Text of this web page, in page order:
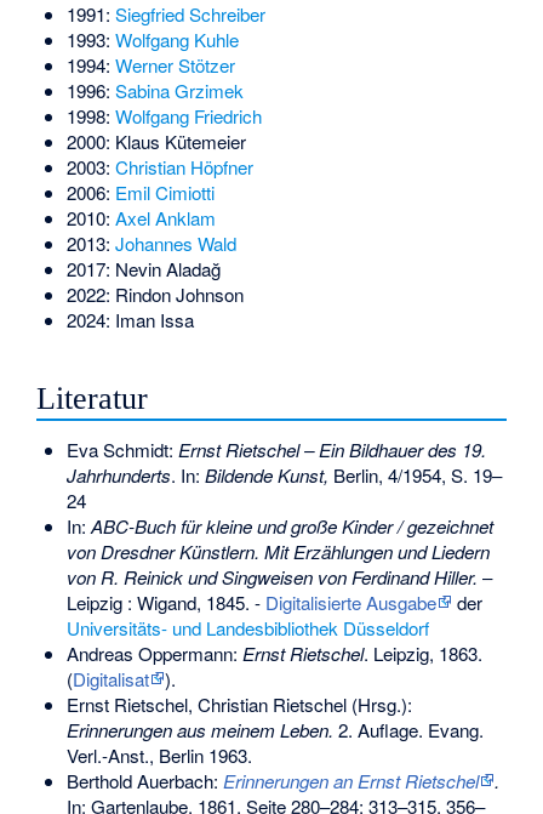
1991: Siegfried Schreiber
1993: Wolfgang Kuhle
1994: Werner Stötzer
1996: Sabina Grzimek
1998: Wolfgang Friedrich
2000: Klaus Kütemeier
2003: Christian Höpfner
2006: Emil Cimiotti
2010: Axel Anklam
2013: Johannes Wald
2017: Nevin Aladağ
2022: Rindon Johnson
2024: Iman Issa
Literatur
Eva Schmidt: Ernst Rietschel – Ein Bildhauer des 19.
Jahrhunderts. In: Bildende Kunst, Berlin, 4/1954, S. 19–
24
In: ABC-Buch für kleine und große Kinder / gezeichnet
von Dresdner Künstlern. Mit Erzählungen und Liedern
von R. Reinick und Singweisen von Ferdinand Hiller. –
Leipzig : Wigand, 1845. - Digitalisierte Ausgabe
der
Universitäts- und Landesbibliothek Düsseldorf
Andreas Oppermann: Ernst Rietschel. Leipzig, 1863.
(Digitalisat
).
Ernst Rietschel, Christian Rietschel (Hrsg.):
Erinnerungen aus meinem Leben. 2. Auflage. Evang.
Verl.-Anst., Berlin 1963.
Berthold Auerbach: Erinnerungen an Ernst Rietschel
.
In: Gartenlaube, 1861, Seite 280–284; 313–315, 356–